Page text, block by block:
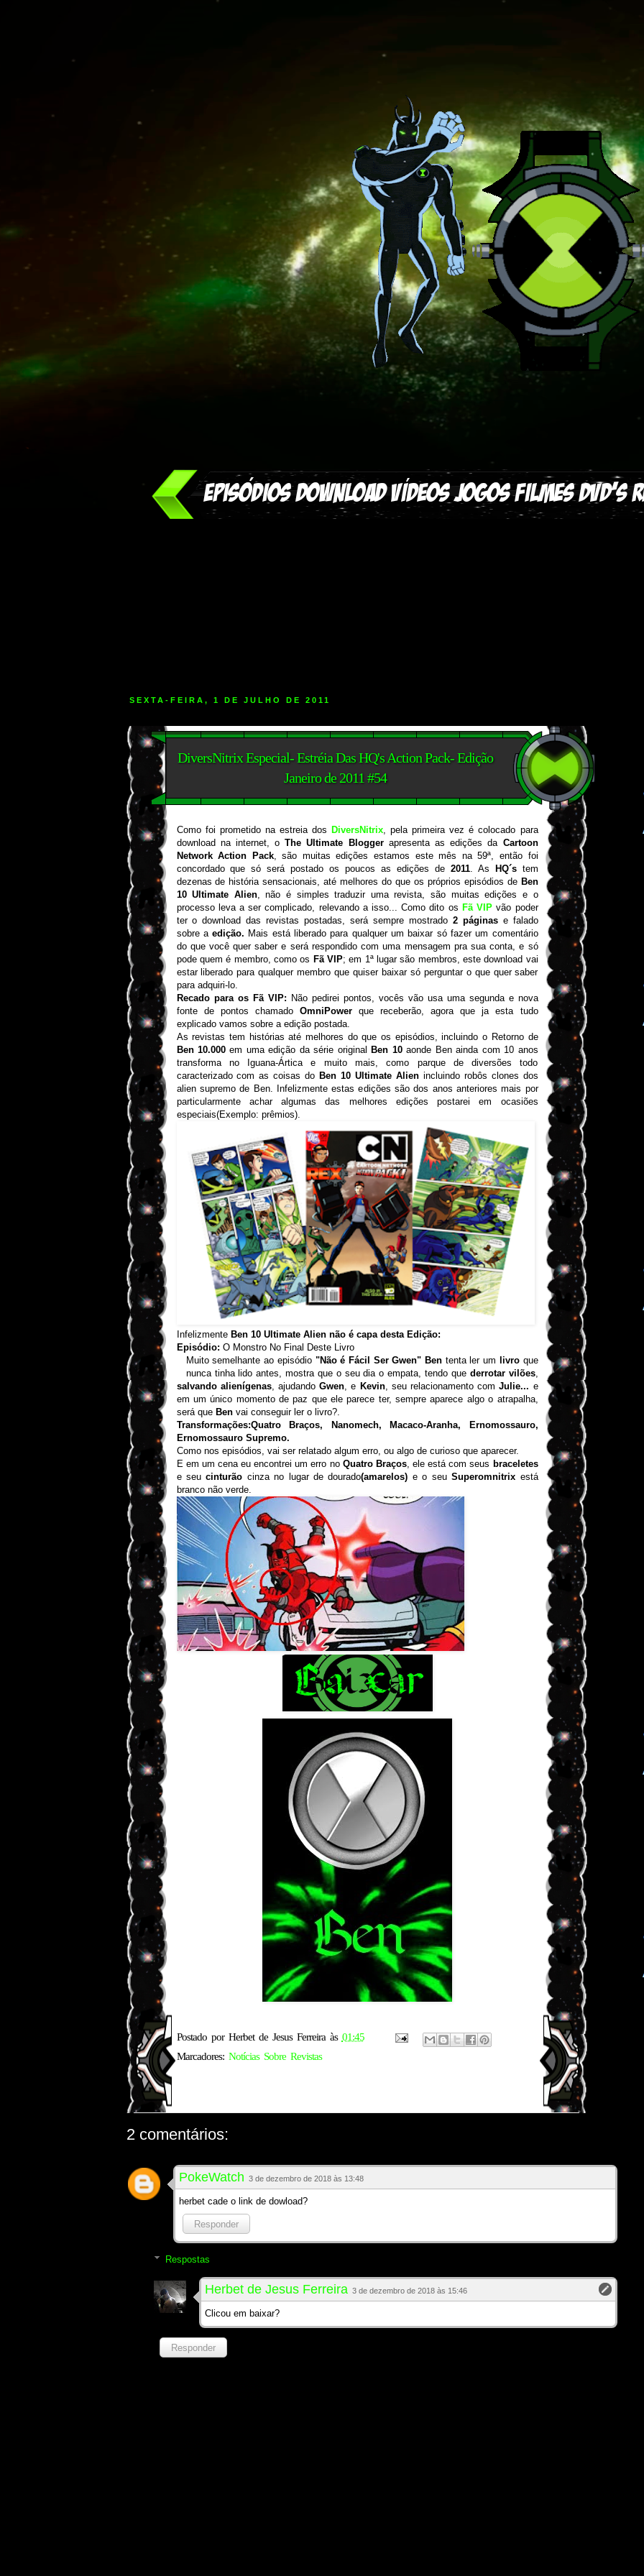
SEXTA-FEIRA, 1 DE JULHO DE 2011
DiversNitrix Especial- Estréia Das HQ's Action Pack- Edição
Janeiro de 2011 #54
Como foi prometido na estreia dos DiversNitrix, pela primeira vez é colocado para
download na internet, oThe Ultimate Bloggerapresenta as edições da Cartoon
Network Action Pack, são muitas edições estamos este mês na 59ª, então foi
concordado que só será postado os poucos as edições de 2011. As HQ´stem
dezenas de história sensacionais, até melhores do que os próprios episódios de Ben
10 Ultimate Alien, não é simples traduzir uma revista, são muitas edições e o
processo leva a ser complicado, relevando a isso... Como dito os Fã VIP vão poder
ter o download das revistas postadas, será sempre mostrado 2 páginase falado
sobre aedição. Mais está liberado para qualquer um baixar só fazer um comentário
do que você quer saber e será respondido com uma mensagem pra sua conta, e só
pode quem é membro, como os Fã VIP; em 1ª lugar são membros, este download vai
estar liberado para qualquer membro que quiser baixar só perguntar o que quer saber
para adquiri-lo.
Recado para os Fã VIP: Não pedirei pontos, vocês vão usa uma segunda e nova
fonte de pontos chamado OmniPowerque receberão, agora que ja esta tudo
explicado vamos sobre a edição postada.
As revistas tem histórias até melhores do que os episódios, incluindo o Retorno de
Ben 10.000em uma edição da série original Ben 10aonde Ben ainda com 10 anos
transforma no Iguana-Ártica e muito mais, como parque de diversões todo
caracterizado com as coisas do Ben 10 Ultimate Alienincluindo robôs clones dos
alien supremo de Ben. Infelizmente estas edições são dos anos anteriores mais por
particularmente achar algumas das melhores edições postarei em ocasiões
especiais(Exemplo: prêmios).
Infelizmente Ben 10 Ultimate Alien não é capa desta Edição:
Episódio: O Monstro No Final Deste Livro
Muito semelhante ao episódio "Não é Fácil Ser Gwen" Ben tenta ler um livroque
nunca tinha lido antes, mostra que o seu dia o empata, tendo que derrotar vilões,
salvando alienígenas, ajudandoGwen, e Kevin, seu relacionamento comJulie... e
em um único momento de paz que ele parece ter, sempre aparece algo o atrapalha,
será que Benvai conseguir ler o livro?.
Transformações:Quatro Braços, Nanomech, Macaco-Aranha, Ernomossauro,
Ernomossauro Supremo.
Como nos episódios, vai ser relatado algum erro, ou algo de curioso que aparecer.
E em um cena eu encontrei um erro no Quatro Braços, ele está com seus braceletes
e seucinturão cinza no lugar de dourado(amarelos) e o seuSuperomnitrix está
branco não verde.
Postado por Herbet de Jesus Ferreira às 01:45
Marcadores: Notícias Sobre Revistas
2 comentários:
PokeWatch 3 de dezembro de 2018 às 13:48
herbet cade o link de dowload?
Responder
Respostas
Herbet de Jesus Ferreira 3 de dezembro de 2018 às 15:46
Clicou em baixar?
Responder